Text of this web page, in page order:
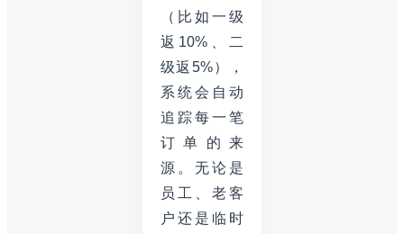
（比如一级
返10%、二
级返5%），
系统会自动
追踪每一笔
订单的来
源。无论是
员工、老客
户还是临时